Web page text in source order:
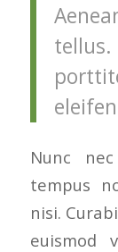
Nunc
tempus
nisi.
euismod